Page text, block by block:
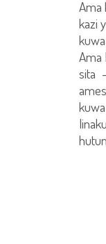
Ama
kazi
Ama
sita